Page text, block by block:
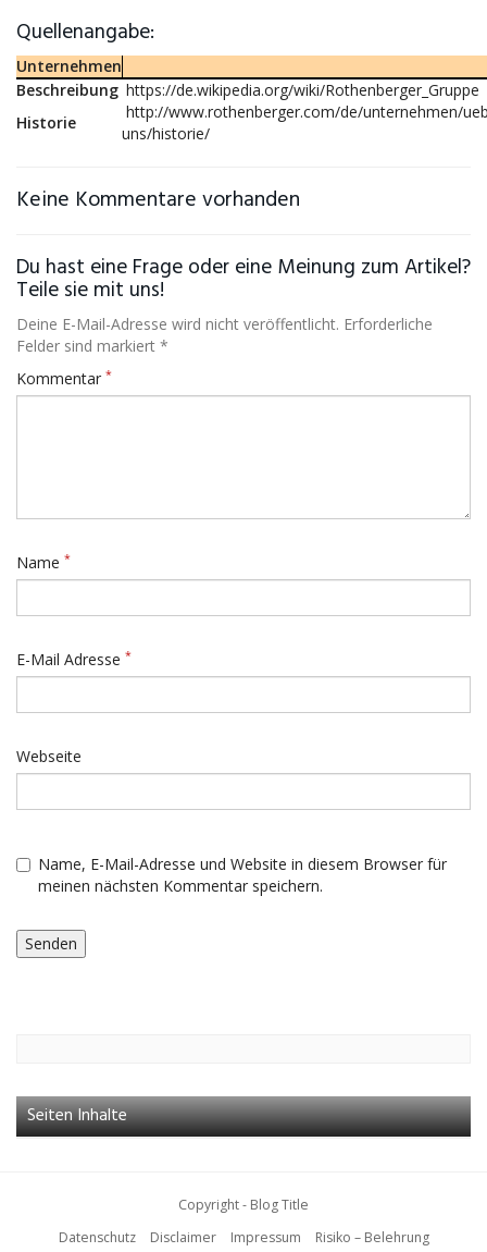
Quellenangabe:
Unternehmen
Beschreibung https://de.wikipedia.org/wiki/Rothenberger_Gruppe
Historie
http://www.rothenberger.com/de/unternehmen/
uns/historie/
Keine Kommentare vorhanden
Du hast eine Frage oder eine Meinung zum Artikel?
Teile sie mit uns!
Deine E-Mail-Adresse wird nicht veröffentlicht. Erforderliche
Felder sind markiert *
Kommentar *
Name *
E-Mail Adresse *
Webseite
Name, E-Mail-Adresse und Website in diesem Browser für
meinen nächsten Kommentar speichern.
Seiten Inhalte
Copyright - Blog Title
Datenschutz
Disclaimer Impressum Risiko – Belehrung